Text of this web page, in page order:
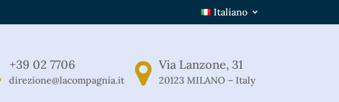
Italiano
+39 02 7706
direzione@lacompagnia.it
Via Lanzone, 31
20123 MILANO – Italy